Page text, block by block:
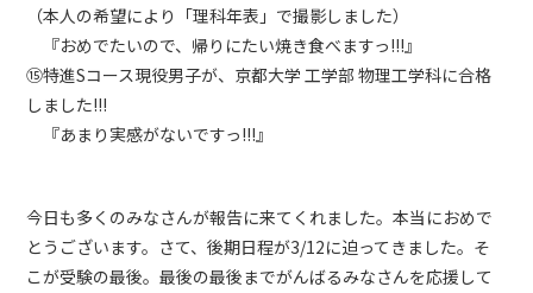
（本人の希望により「理科年表」で撮影しました）
『おめでたいので、帰りにたい焼き食べますっ!!!』
⑮特進Sコース現役男子が、京都大学 工学部 物理工学科に合格
しました!!!
『あまり実感がないですっ!!!』
今日も多くのみなさんが報告に来てくれました。本当におめで
とうございます。さて、後期日程が3/12に迫ってきました。そ
こが受験の最後。最後の最後までがんばるみなさんを応援して